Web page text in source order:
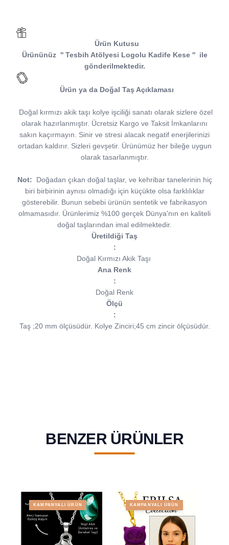
Ürün Kutusu
Ürününüz '' Tesbih Atölyesi Logolu Kadife Kese '' ile
gönderilmektedir.
Ürün ya da Doğal Taş Açıklaması
Doğal kırmızı akik taşı kolye işciliği sanatı olarak sizlere özel
olarak hazırlanmıştır. Ücretsiz Kargo ve Taksit İmkanlarını
sakın kaçırmayın. Sinir ve stresi alacak negatif enerjilerinizi
ortadan kaldırır. Sizleri gevşetir. Ürünümüz her bileğe uygun
olarak tasarlanmıştır.
Not: Doğadan çıkan doğal taşlar, ve kehribar tanelerinin hiç
biri birbirinin aynısı olmadığı için küçükte olsa farklılıklar
gösterebilir. Bunun sebebi ürünün sentetik ve fabrikasyon
olmamasıdır. Ürünlerimiz %100 gerçek Dünya'nın en kaliteli
doğal taşlarından imal edilmektedir.
Üretildiği Taş
:
Doğal Kırmızı Akik Taşı
Ana Renk
:
Doğal Renk
Ölçü
:
Taş ;20 mm ölçüsüdür. Kolye Zinciri;45 cm zincir ölçüsüdür.
BENZER ÜRÜNLER
KAMPANYALI ÜRÜN KAMPANYALI ÜRÜN